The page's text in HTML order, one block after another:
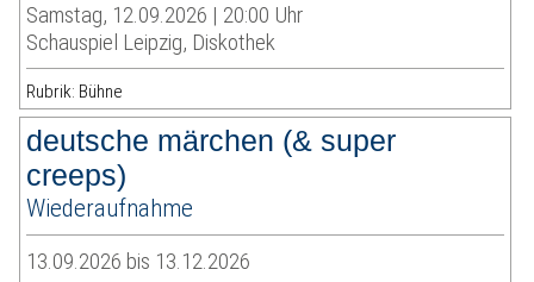
Samstag, 12.09.2026 | 20:00 Uhr
Schauspiel Leipzig, Diskothek
Rubrik: Bühne
deutsche märchen (& super
creeps)
Wiederaufnahme
13.09.2026 bis 13.12.2026